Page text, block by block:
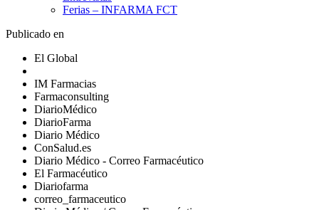
Ferias – INFARMA FCT
Publicado en
El Global
IM Farmacias
Farmaconsulting
DiarioMédico
DiarioFarma
Diario Médico
ConSalud.es
Diario Médico - Correo Farmacéutico
El Farmacéutico
Diariofarma
correo_farmaceutico